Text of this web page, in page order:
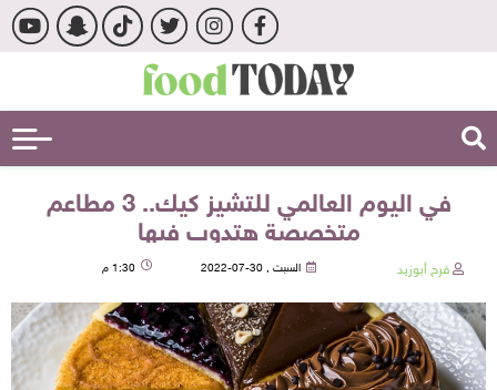
في اليوم العالمي للتشيز كيك.. 3 مطاعم
متخصصة هتدوب فيها
فرح أبوزيد السبت , 30-07-2022 1:30 م